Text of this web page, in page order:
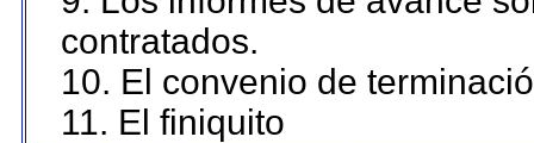
contratados.
10. El convenio de
11. El finiquito